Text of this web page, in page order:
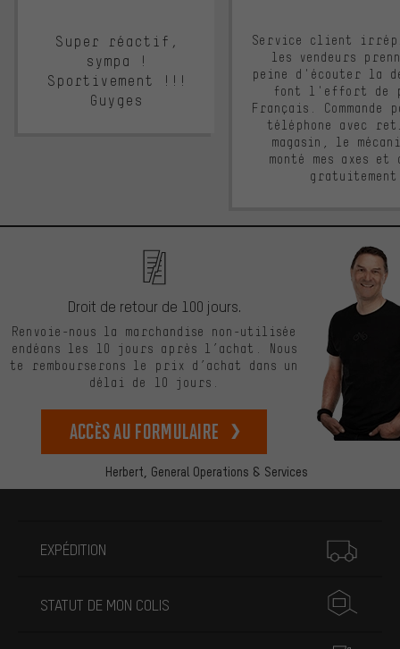
Super réactif,
sympa !
Sportivement !!!
Guyges
Service client
les vendeurs
peine d'écouter la
font l'effort de
Français. Commande
téléphone avec
magasin, le
monté mes axes et
Herbert, General Operations & Services
Droit de retour de 100 jours.
Renvoie-nous la marchandise non-utilisée
endéans les 10 jours après l’achat. Nous
te rembourserons le prix d’achat dans un
délai de 10 jours.
Accès au formulaire
EXPÉDITION
STATUT DE MON COLIS